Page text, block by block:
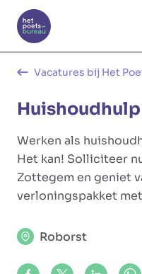
Glowi Glowi
Kantoren
Werknemerszone
Klantenzone
Vacatures bij Het
Werken als
Het kan! Solliciteer
Zottegem en geniet
verloningspakket
Roborst